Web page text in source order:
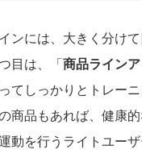
ンには、大きく分け
目は、「商品ライン
てしっかりとトレー
商品もあれば、健康
動を行うライトユー